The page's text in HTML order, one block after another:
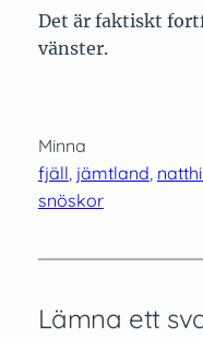
Det är faktiskt
vänster.
Minna
fjäll, jämtland,
snöskor
Lämna ett